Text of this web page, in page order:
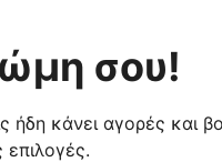
σου!
ήδη κάνει αγορές και